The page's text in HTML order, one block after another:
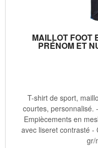
MAILLOT FOOT
PRÉNOM ET
T-shirt de sport,
courtes, personnalisé.
Empiècements en
avec liseret contrasté -
gr/